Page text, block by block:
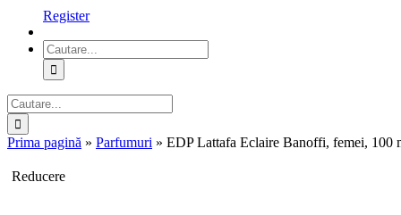
Register
Cautare...
Cautare...
Prima pagină » Parfumuri » EDP Lattafa Eclaire Banoffi, femei, 100
Reducere